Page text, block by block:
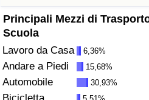
Principali Mezzi di
Scuola
Lavoro da Casa 6,36%
Andare a Piedi 15,68%
Automobile 30,93%
Indice dell’Inquinamento
Indice di inquinamento
Indice dell’Inquinamento per